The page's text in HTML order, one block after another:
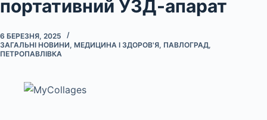
портативний УЗД-апарат
6 БЕРЕЗНЯ, 2025
ЗАГАЛЬНІ НОВИНИ, МЕДИЦИНА І ЗДОРОВ'Я, ПАВЛОГРАД,
ПЕТРОПАВЛІВКА